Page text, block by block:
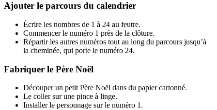
Ajouter le parcours du calendrier
Écrire les nombres de 1 à 24 au feutre.
Commencer le numéro 1 près de la clôture.
Répartir les autres numéros tout au long du parcours jusqu’à
la cheminée, qui porte le numéro 24.
Fabriquer le Père Noël
Découper un petit Père Noël dans du papier cartonné.
Le coller sur une pince à linge.
Installer le personnage sur le numéro 1.